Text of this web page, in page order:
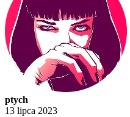
ptych
13 lipca 2023